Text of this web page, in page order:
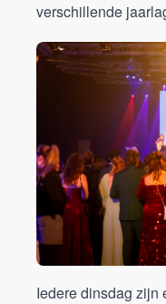
verschillende
Iedere dinsdag zijn